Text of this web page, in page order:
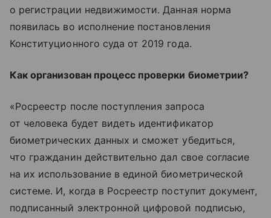
о регистрации недвижимости. Данная норма
появилась во исполнение постановления
Конституционного суда от 2019 года.
Как организован процесс проверки биометрии?
«Росреестр после поступления запроса
от человека будет видеть идентификатор
биометрических данных и сможет убедиться,
что гражданин действительно дал свое согласие
на их использование в единой биометрической
системе. И, когда в Росреестр поступит документ,
подписанный электронной цифровой подписью,